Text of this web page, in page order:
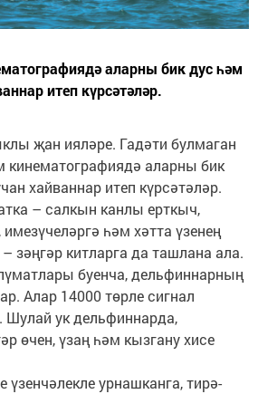
аларны бик дус һәм
итеп күрсәтәләр.
җан ияләре. Гадәти булмаган
кинематографиядә аларны бик
хайваннар итеп күрсәтәләр.
– салкын канлы ерткыч,
һәм хәтта үзенең
зәңгәр китларга да ташлана ала.
буенча, дельфиннарның
Алар 14000 төрле сигнал
ук дельфиннарда,
өчен, үзаң һәм кызгану хисе
үзенчәлекле урнашканга, тирә-